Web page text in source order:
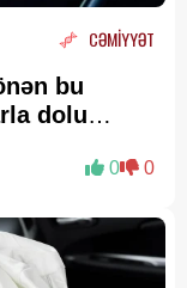
CƏMİYYƏT
bu
0 0